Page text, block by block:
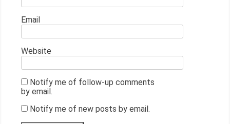
Email
Website
Notify me of follow-up comments
by email.
Notify me of new posts by email.